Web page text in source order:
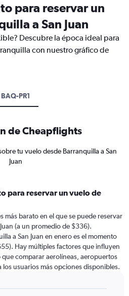
para reservar un
a San Juan
Descubre la época ideal para
con nuestro gráfico de
BAQ-PR1
de Cheapflights
tu vuelo desde Barranquilla a San
Juan
para reservar un vuelo de
más barato en el que se puede reservar
(a un promedio de $336).
a San Juan en enero es el momento
Hay múltiples factores que influyen
comparar aerolíneas, aeropuertos
los usuarios más opciones disponibles.